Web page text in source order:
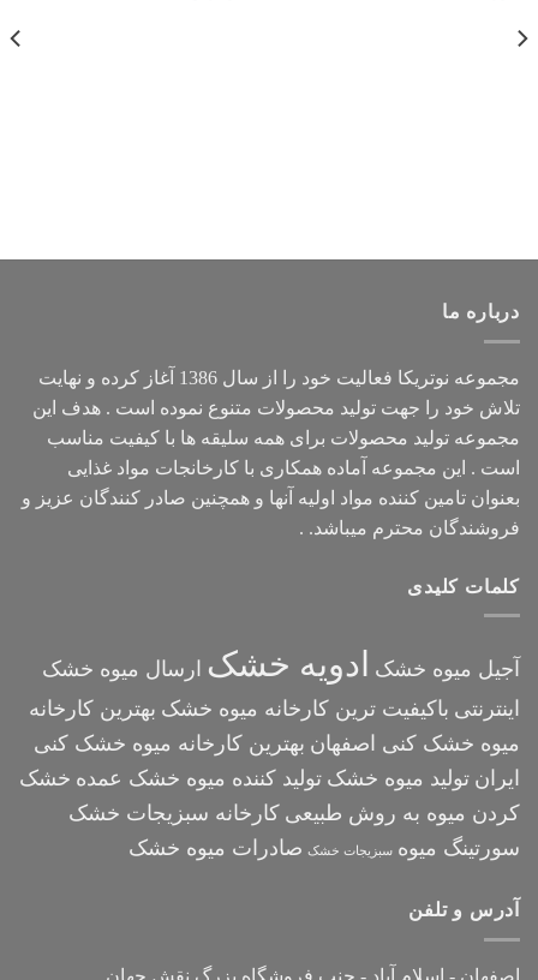
درباره ما
مجموعه نوتریکا
فعالیت خود را از سال 1386 آغاز کرده و نهایت
تلاش خود را جهت تولید محصولات متنوع نموده است . هدف این
مجموعه تولید محصولات برای همه سلیقه ها با کیفیت مناسب
است . این مجموعه آماده همکاری با کارخانجات مواد غذایی
بعنوان تامین کننده مواد اولیه آنها و همچنین صادر کنندگان عزیز و
فروشندگان محترم میباشد. .
کلمات کلیدی
آجیل میوه خشک ادویه خشک ارسال میوه خشک
اینترنتی باکیفیت ترین کارخانه میوه خشک بهترین کارخانه
میوه خشک کنی اصفهان بهترین کارخانه میوه خشک کنی
ایران تولید میوه خشک تولید کننده میوه خشک عمده خشک
کردن میوه به روش طبیعی کارخانه سبزیجات خشک
سورتینگ میوه سبزیجات خشک صادرات میوه خشک
آدرس و تلفن
اصفهان - اسلام آباد - جنب فروشگاه بزرگ نقش جهان